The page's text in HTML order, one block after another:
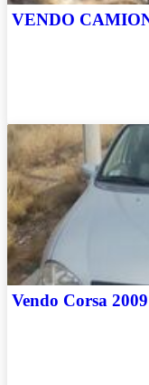
VENDO
Vendo Corsa